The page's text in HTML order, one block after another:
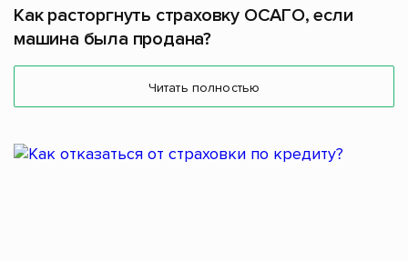
Как расторгнуть страховку ОСАГО, если
машина была продана?
Читать полностью